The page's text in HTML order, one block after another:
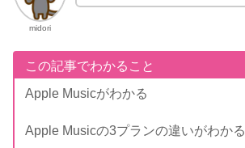
midori
この記事でわかること
Apple Musicがわかる
Apple Musicの3プランの違いがわかる